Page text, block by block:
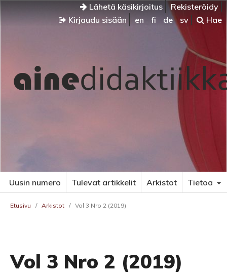
Lähetä käsikirjoitus
Rekisteröidy
Kirjaudu sisään
en fi de sv Hae
Uusin numero Tulevat artikkelit Arkistot Tietoa
Etusivu / Arkistot / Vol 3 Nro 2 (2019)
Vol 3 Nro 2 (2019)